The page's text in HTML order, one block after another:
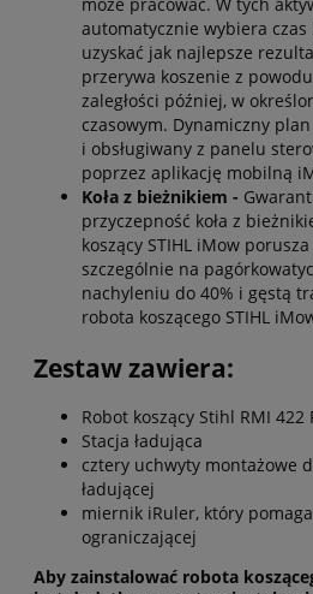
automatycznie wybiera
uzyskać jak najlepsze
przerywa koszenie z
zaległości później, w
czasowym. Dynamiczny
i obsługiwany z panelu
poprzez aplikację mobilną
Koła z bieżnikiem -
przyczepność koła z
koszący STIHL iMow
szczególnie na
nachyleniu do 40% i gęstą
robota koszącego STIHL
Zestaw zawiera:
Robot koszący Stihl RMI 422
Stacja ładująca
cztery uchwyty montażowe
ładującej
miernik iRuler, który
ograniczającej
Aby zainstalować robota